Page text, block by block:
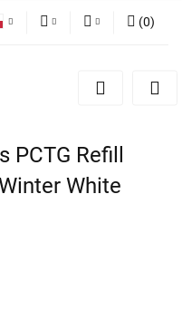
Zarejestruj się
(0)
PCTG Refill
White